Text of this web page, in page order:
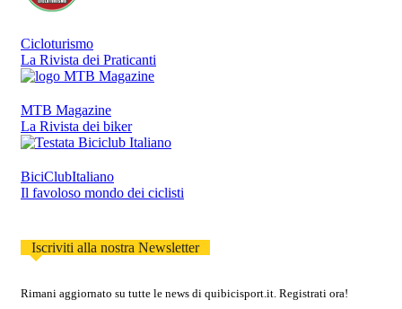
Cicloturismo
La Rivista dei Praticanti
MTB Magazine
La Rivista dei biker
BiciClubItaliano
Il favoloso mondo dei ciclisti
Iscriviti alla nostra Newsletter
Rimani aggiornato su tutte le news di quibicisport.it. Registrati ora!